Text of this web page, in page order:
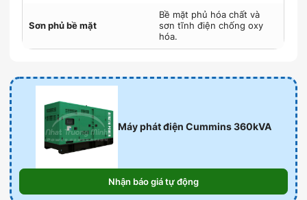
Sơn phủ bề mặt
Bề mặt phủ hóa chất và
sơn tĩnh điện chống oxy
hóa.
Máy phát điện Cummins 360kVA
Nhận báo giá tự động